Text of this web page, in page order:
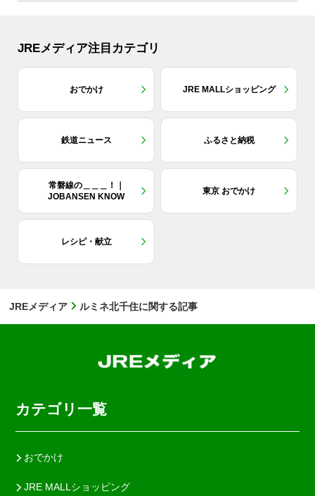
JREメディア注目カテゴリ
おでかけ JRE MALLショッピング
鉄道ニュース ふるさと納税
常磐線の＿＿＿！｜
JOBANSEN KNOW
東京 おでかけ
レシピ・献立
JREメディア ルミネ北千住に関する記事
カテゴリ一覧
おでかけ
JRE MALLショッピング